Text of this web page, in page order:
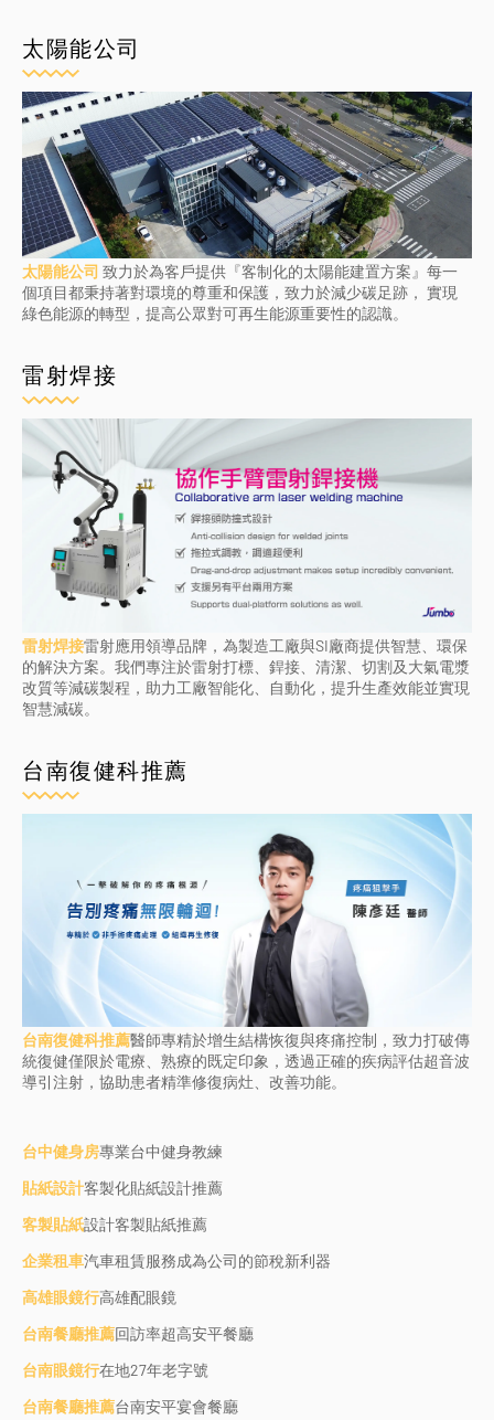
太陽能公司
太陽能公司 致力於為客戶提供『客制化的太陽能建置方案』每一
個項目都秉持著對環境的尊重和保護，致力於減少碳足跡， 實現
綠色能源的轉型，提高公眾對可再生能源重要性的認識。
雷射焊接
雷射焊接雷射應用領導品牌，為製造工廠與SI廠商提供智慧、環保
的解決方案。我們專注於雷射打標、銲接、清潔、切割及大氣電漿
改質等減碳製程，助力工廠智能化、自動化，提升生產效能並實現
智慧減碳。
台南復健科推薦
台南復健科推薦醫師專精於增生結構恢復與疼痛控制，致力打破傳
統復健僅限於電療、熟療的既定印象，透過正確的疾病評估超音波
導引注射，協助患者精準修復病灶、改善功能。
台中健身房專業台中健身教練
貼紙設計客製化貼紙設計推薦
客製貼紙設計客製貼紙推薦
企業租車汽車租賃服務成為公司的節稅新利器
高雄眼鏡行高雄配眼鏡
台南餐廳推薦回訪率超高安平餐廳
台南眼鏡行在地27年老字號
台南餐廳推薦台南安平宴會餐廳